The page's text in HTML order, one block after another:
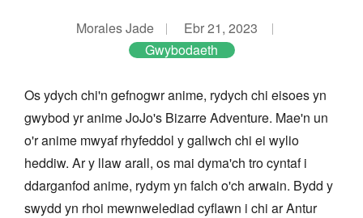
Morales Jade
Ebr 21, 2023
Gwybodaeth
Os ydych chi'n gefnogwr anime, rydych chi eisoes yn
gwybod yr anime JoJo's Bizarre Adventure. Mae'n un
o'r anime mwyaf rhyfeddol y gallwch chi ei wylio
heddiw. Ar y llaw arall, os mai dyma'ch tro cyntaf i
ddarganfod anime, rydym yn falch o'ch arwain. Bydd y
swydd yn rhoi mewnwelediad cyflawn i chi ar Antur